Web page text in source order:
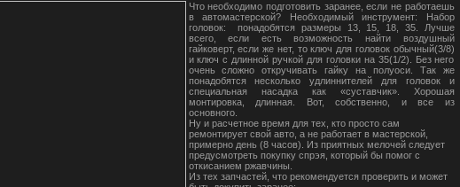
Что необходимо подготовить заранее, если не работаешь
в автомастерской? Необходимый инструмент: Набор
головок: понадобятся размеры 13, 15, 18, 35. Лучше
всего, если есть возможность найти воздушный
гайковерт, если же нет, то ключ для головок обычный(3/8)
и ключ с длинной ручкой для головки на 35(1/2). Без него
очень сложно откручивать гайку на полуоси. Так же
понадобятся несколько удлиннителей для головок и
специальная насадка как «суставчик». Хорошая
монтировка, длинная. Вот, собственно, и все из
основного.
Ну и расчетное время для тех, кто просто сам
ремонтирует свой авто, а не работает в мастерской,
примерно день (8 часов). Из приятных мелочей следует
предусмотреть покупку спрэя, который бы помог с
откисанием ржавчины.
Из тех запчастей, что рекомендуется проверить и может